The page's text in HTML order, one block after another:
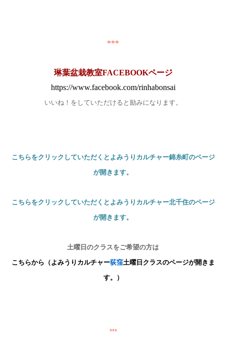
***
琳葉盆栽教室FACEBOOKページ
https://www.facebook.com/rinhabonsai
いいね！をしていただけると励みになります。
こちらをクリックしていただくとよみうりカルチャー錦糸町のページ
が開きます。
こちらをクリックしていただくとよみうりカルチャー北千住のページ
が開きます。
土曜日のクラスをご希望の方は
こちらから（よみうりカルチャー荻窪土曜日 クラスのページが開きま
す。）
***